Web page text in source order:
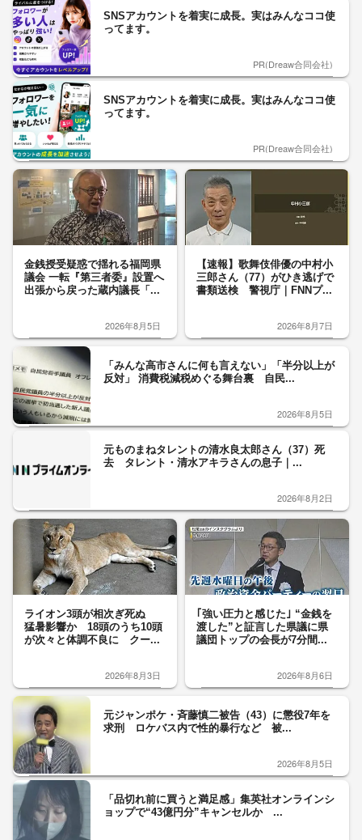
SNSアカウントを着実に成長。実はみんなココ使
ってます。
PR(Dreaw合同会社)
SNSアカウントを着実に成長。実はみんなココ使
ってます。
PR(Dreaw合同会社)
金銭授受疑惑で揺れる福岡県
議会 一転『第三者委』設置へ
出張から戻った蔵内議長「...
2026年8月5日
【速報】歌舞伎俳優の中村小
三郎さん（77）がひき逃げで
書類送検 警視庁｜FNNプ...
2026年8月7日
「みんな高市さんに何も言えない」「半分以上が
反対」 消費税減税めぐる舞台裏 自民...
2026年8月5日
元ものまねタレントの清水良太郎さん（37）死
去 タレント・清水アキラさんの息子｜...
2026年8月2日
ライオン3頭が相次ぎ死ぬ
猛暑影響か 18頭のうち10頭
が次々と体調不良に クー...
2026年8月3日
｢強い圧力と感じた｣ “金銭を
渡した”と証言した県議に県
議団トップの会長が7分間...
2026年8月6日
元ジャンポケ・斉藤慎二被告（43）に懲役7年を
求刑 ロケバス内で性的暴行など 被...
2026年8月5日
「品切れ前に買うと満足感」集英社オンラインシ
ョップで“43億円分”キャンセルか ...